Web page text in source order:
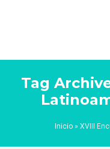
Tag
Inicio » XVIII